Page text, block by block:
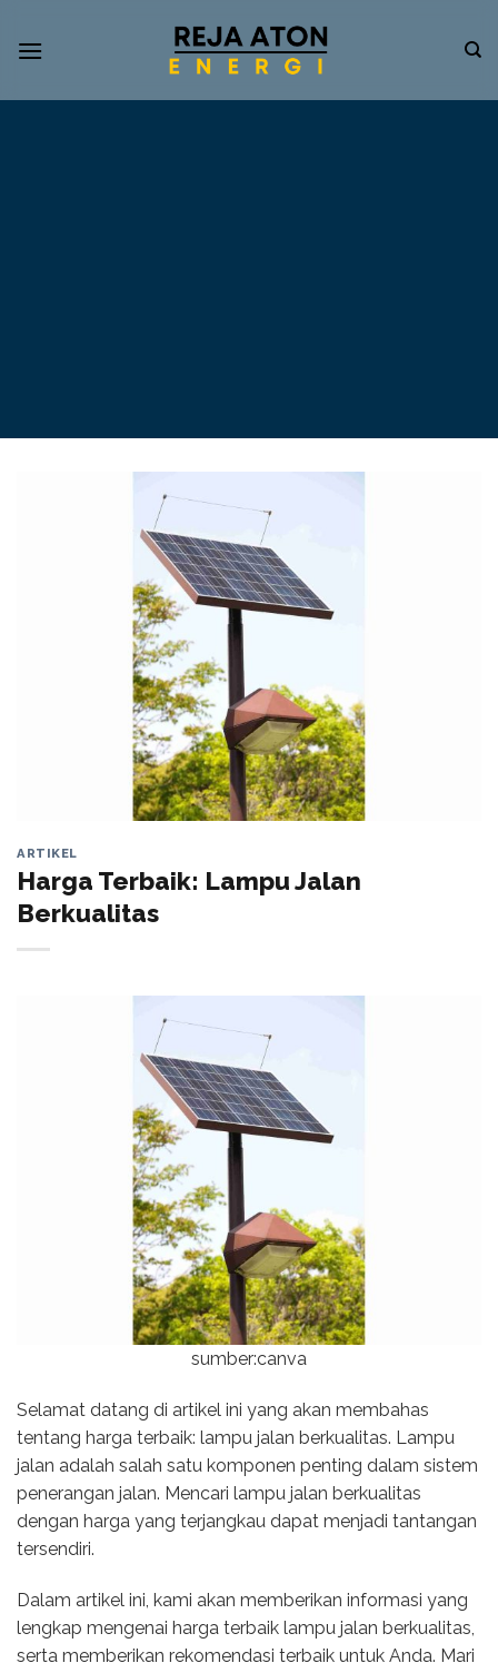
Informasi
ARTIKEL
Harga Terbaik: Lampu Jalan
Berkualitas
sumber:canva
Selamat datang di artikel ini yang akan membahas
tentang harga terbaik: lampu jalan berkualitas. Lampu
jalan adalah salah satu komponen penting dalam sistem
penerangan jalan. Mencari lampu jalan berkualitas
dengan harga yang terjangkau dapat menjadi tantangan
tersendiri.
Dalam artikel ini, kami akan memberikan informasi yang
lengkap mengenai harga terbaik lampu jalan berkualitas,
serta memberikan rekomendasi terbaik untuk Anda. Mari